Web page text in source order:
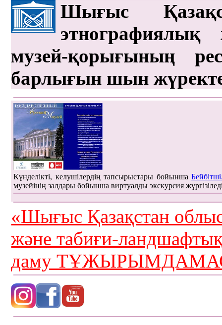
Шығыс
этнографиялық
музей-қорығының
барлығын шын
Күнделікті, келушілердің тапсырыстары бойынша
музейінің залдары бойынша виртуалды экскурсия
«Шығыс Қазақстан
және табиғи-
даму